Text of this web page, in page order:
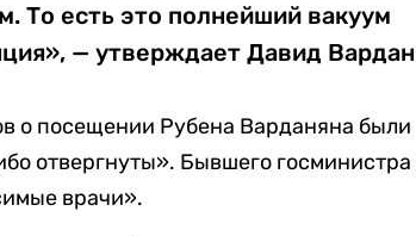
То есть это полнейший вакуум
— утверждает Давид
о посещении Рубена Варданяна были
отвергнуты». Бывшего
врачи».